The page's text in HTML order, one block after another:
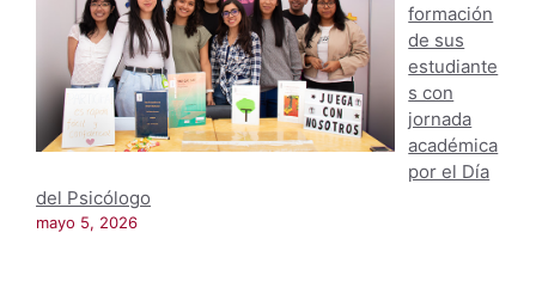
formación
de sus
estudiante
s con
jornada
académica
por el Día
del Psicólogo
mayo 5, 2026